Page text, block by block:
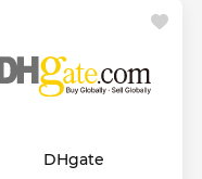
DHgate